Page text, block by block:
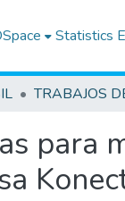
Statistics
para